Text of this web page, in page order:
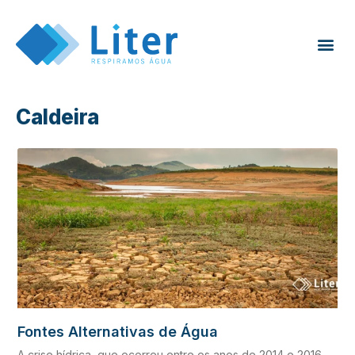
Caldeira
Fontes Alternativas de Água